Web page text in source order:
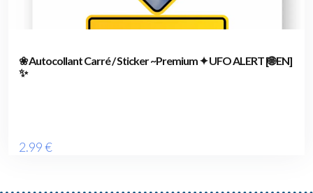
❀ Autocollant Carré / Sticker ~Premium ✦ UFO ALERT [🌐 EN]
✨
2.99€